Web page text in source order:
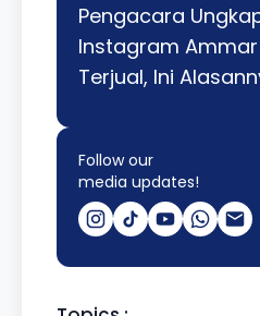
Pengacara
Instagram Ammar
Terjual, Ini
Follow our
media updates!